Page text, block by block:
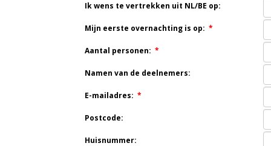
Ik wens te vertrekken uit NL/BE op:
Mijn eerste overnachting is op: *
Aantal personen: *
Namen van de deelnemers:
E-mailadres: *
Postcode:
Huisnummer: